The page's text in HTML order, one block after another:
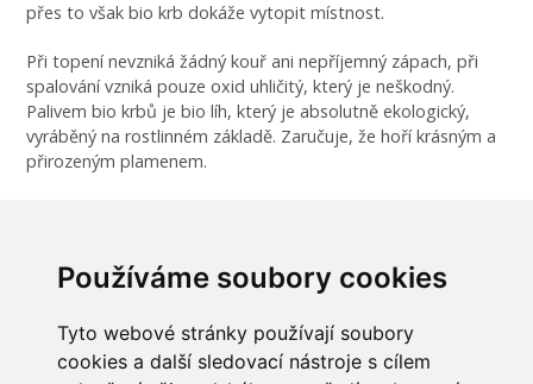
Používáme soubory cookies
Tyto webové stránky používají soubory
cookies a další sledovací nástroje s cílem
přes to však bio krb dokáže vytopit místnost.
Při topení nevzniká žádný kouř ani nepříjemný zápach, při
spalování vzniká pouze oxid uhličitý, který je neškodný.
Palivem bio krbů je bio líh, který je absolutně ekologický,
vyráběný na rostlinném základě. Zaručuje, že hoří krásným a
přirozeným plamenem.
poškození nátěru a negativně zasáhnout další okolí tohoto
krbu.